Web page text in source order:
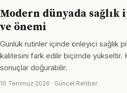
Modern dünyada sağlık
ve önemi
Günlük rutinler içinde önleyici sağlık
kalitesini fark edilir biçimde yükseltir.
sonuçlar doğurabilir.
10 Temmuz 2026 · Güncel Rehber